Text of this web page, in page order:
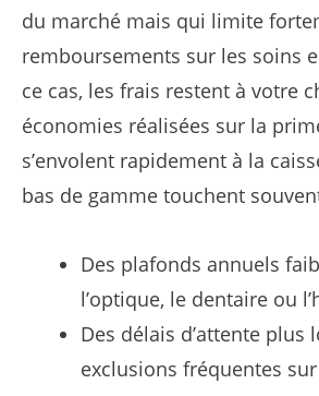
du marché mais qui limite
remboursements sur les soins
ce cas, les frais restent à votre
économies réalisées sur la
s’envolent rapidement à la
bas de gamme touchent
Des plafonds annuels
l’optique, le dentaire ou
Des délais d’attente plus
exclusions fréquentes